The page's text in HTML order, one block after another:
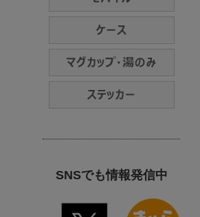
SNSでも情報発信中